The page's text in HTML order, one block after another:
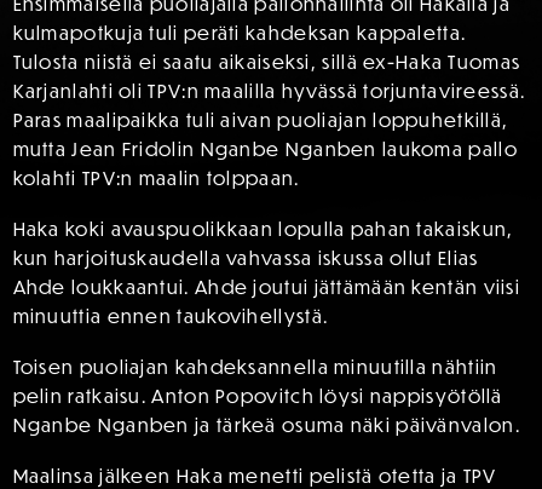
kulmapotkuja tuli peräti kahdeksan kappaletta.
Tulosta niistä ei saatu aikaiseksi, sillä ex-Haka Tuomas
Karjanlahti oli TPV:n maalilla hyvässä torjuntavireessä.
Paras maalipaikka tuli aivan puoliajan loppuhetkillä,
mutta Jean Fridolin Nganbe Nganben laukoma pallo
kolahti TPV:n maalin tolppaan.
Haka koki avauspuolikkaan lopulla pahan takaiskun,
kun harjoituskaudella vahvassa iskussa ollut Elias
Ahde loukkaantui. Ahde joutui jättämään kentän viisi
minuuttia ennen taukovihellystä.
Toisen puoliajan kahdeksannella minuutilla nähtiin
pelin ratkaisu. Anton Popovitch löysi nappisyötöllä
Nganbe Nganben ja tärkeä osuma näki päivänvalon.
Maalinsa jälkeen Haka menetti pelistä otetta ja TPV